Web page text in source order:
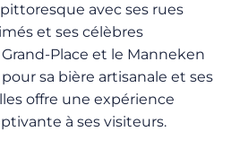
avec ses rues
et ses célèbres
Place et le Manneken
sa bière artisanale et ses
offre une expérience
à ses visiteurs.